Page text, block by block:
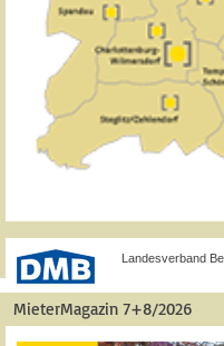
Landesverband
MieterMagazin 7+8/2026